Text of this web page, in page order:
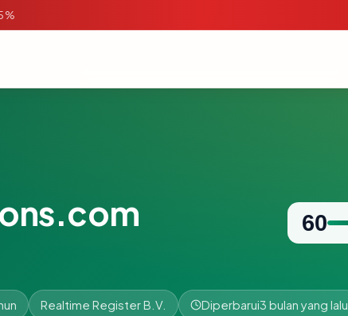
60
Realtime Register B.V. Diperbarui3 bulan yang lalu